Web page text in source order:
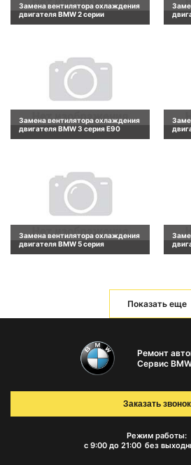
Замена вентилятора охлаждения
двигателя BMW 2 серии
Замена вентилятора охлаждения
двигателя BMW 3 серия E90
Замена вентилятора охлаждения
двигателя BMW 5 серия
Показать еще
Ремонт
Сервис
Режим работы:
с 9:00 до 21:00 без
Заказать звонок